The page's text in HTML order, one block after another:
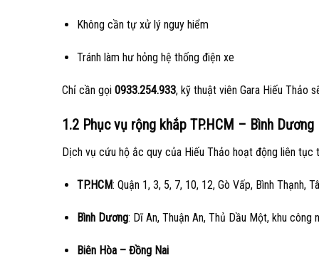
Không cần tự xử lý nguy hiểm
Tránh làm hư hỏng hệ thống điện xe
Chỉ cần gọi 0933.254.933, kỹ thuật viên Gara Hiếu Thảo
1.2 Phục vụ rộng khắp TP.HCM – Bình
Dịch vụ cứu hộ ắc quy của Hiếu Thảo hoạt động liên tục
TP.HCM: Quận 1, 3, 5, 7, 10, 12, Gò Vấp, Bình Thạnh,
Bình Dương: Dĩ An, Thuận An, Thủ Dầu Một, khu công
Biên Hòa – Đồng Nai